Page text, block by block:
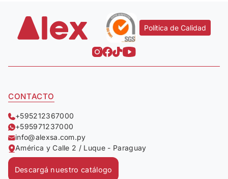
Política de Calidad
CONTACTO
+595212367000
+595971237000
info@alexsa.com.py
América y Calle 2 / Luque - Paraguay
Descargá nuestro catálogo